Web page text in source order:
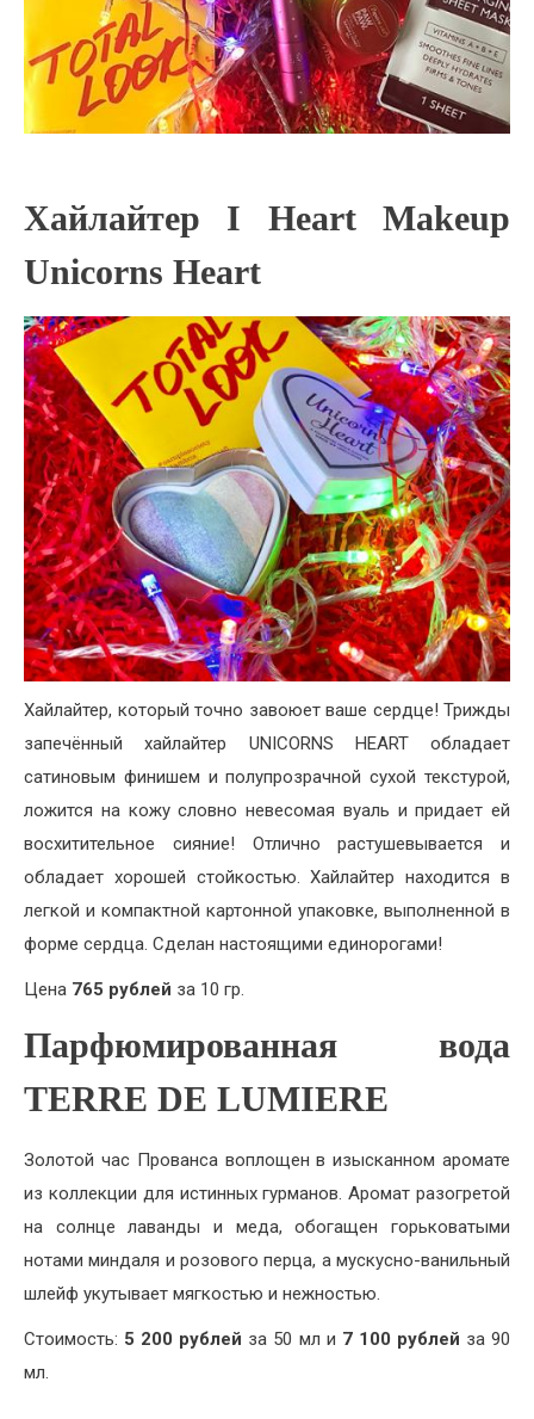
Хайлайтер I Heart Makeup
Unicorns Heart
Хайлайтер, который точно завоюет ваше сердце! Трижды
запечённый хайлайтер UNICORNS HEART обладает
сатиновым финишем и полупрозрачной сухой текстурой,
ложится на кожу словно невесомая вуаль и придает ей
восхитительное сияние! Отлично растушевывается и
обладает хорошей стойкостью. Хайлайтер находится в
легкой и компактной картонной упаковке, выполненной в
форме сердца. Сделан настоящими единорогами!
Цена 765 рублей за 10 гр.
Парфюмированная вода
TERRE DE LUMIERE
Золотой час Прованса воплощен в изысканном аромате
из коллекции для истинных гурманов. Аромат разогретой
на солнце лаванды и меда, обогащен горьковатыми
нотами миндаля и розового перца, а мускусно-ванильный
шлейф укутывает мягкостью и нежностью.
Стоимость: 5 200 рублей за 50 мл и 7 100 рублей за 90
мл.